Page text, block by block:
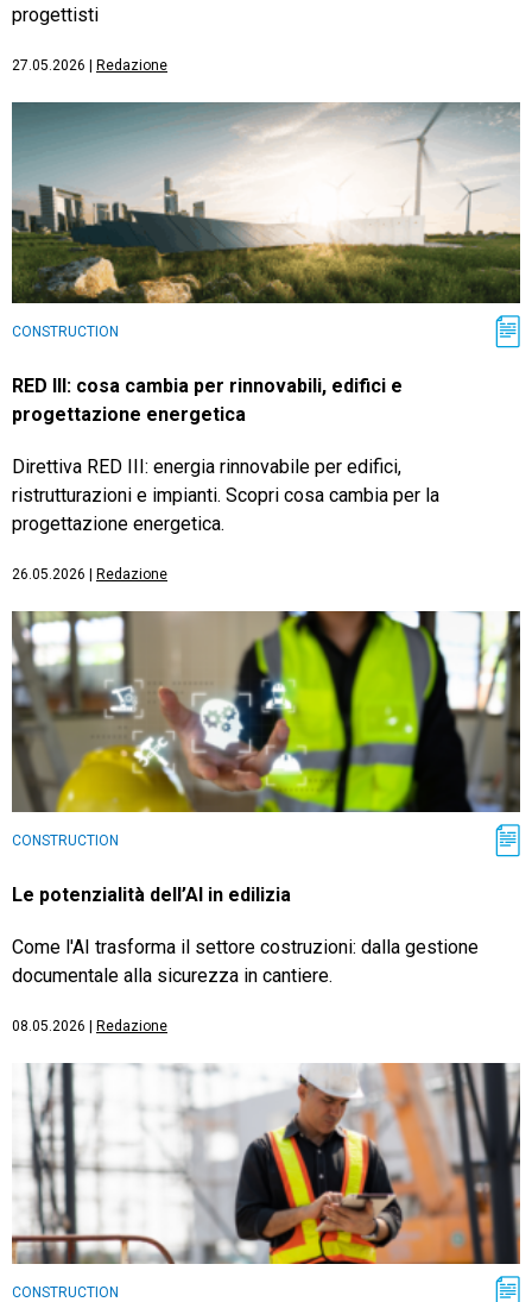
progettisti
27.05.2026 Redazione
CONSTRUCTION
RED III: cosa cambia per rinnovabili, edifici e
progettazione energetica
Direttiva RED III: energia rinnovabile per edifici,
ristrutturazioni e impianti. Scopri cosa cambia per la
progettazione energetica.
26.05.2026 Redazione
CONSTRUCTION
Le potenzialità dell’AI in edilizia
Come l'AI trasforma il settore costruzioni: dalla gestione
documentale alla sicurezza in cantiere.
08.05.2026 Redazione
CONSTRUCTION